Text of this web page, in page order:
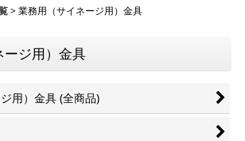
>業務用（サイネージ用）金具
ジ用）金具
用）金具 (全商品)